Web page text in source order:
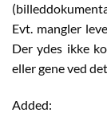
Evt. mangler
Der ydes ikke
eller gene ved
Added: